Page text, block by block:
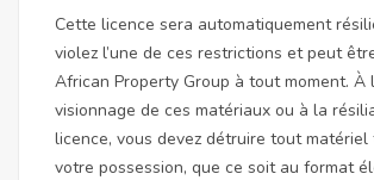
Cette licence sera automatiquement
violez l’une de ces restrictions et peut
African Property Group à tout moment. À
visionnage de ces matériaux ou à la
licence, vous devez détruire tout
votre possession, que ce soit au format